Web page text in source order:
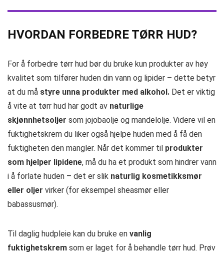
HVORDAN FORBEDRE TØRR HUD?
For å forbedre tørr hud bør du bruke kun produkter av høy
kvalitet som tilfører huden din vann og lipider – dette betyr
at du må styre unna produkter med alkohol. Det er viktig
å vite at tørr hud har godt av naturlige
skjønnhetsoljer som jojobaolje og mandelolje. Videre vil en
fuktighetskrem du liker også hjelpe huden med å få den
fuktigheten den mangler. Når det kommer til produkter
som hjelper lipidene, må du ha et produkt som hindrer vann
i å forlate huden – det er slik naturlig kosmetikksmør
eller oljer virker (for eksempel sheasmør eller
babassusmør).
Til daglig hudpleie kan du bruke en vanlig
fuktighetskrem som er laget for å behandle tørr hud. Prøv